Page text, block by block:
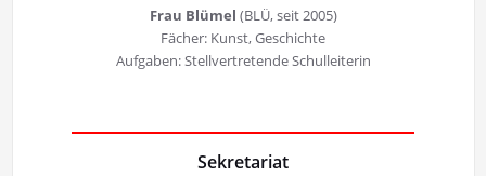
Frau Blümel (BLÜ, seit 2005)
Fächer: Kunst, Geschichte
Aufgaben: Stellvertretende Schulleiterin
Sekretariat